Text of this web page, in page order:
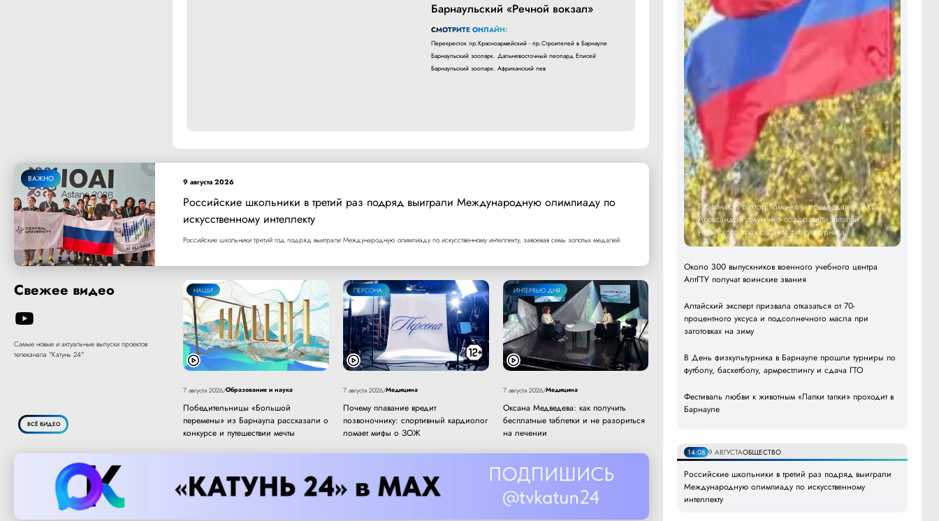
Барнаульский «Речной вокзал»
СМОТРИТЕ ОНЛАЙН:
Перекресток пр.Красноармейский - пр.Строителей в Барнауле
Барнаульский зоопарк. Дальневосточный леопард Елисей
Барнаульский зоопарк. Африканский лев
ВАЖНО 9 августа 2026
Российские школьники в третий раз подряд выиграли Международную олимпиаду по
искусственному интеллекту
Российские школьники третий год подряд выиграли Международную олимпиаду по искусственному интеллекту, завоевав семь золотых медалей.
Свежее видео
Самые новые и актуальные выпуски проектов
телеканала "Катунь 24"
ВСЁ ВИДЕО
НАШИ
7 августа 2026/Образование и наука
Победительницы «Большой
перемены» из Барнаула рассказали о
конкурсе и путешествии мечты
ПЕРСОНА
7 августа 2026/Медицина
Почему плавание вредит
позвоночнику: спортивный кардиолог
ломает мифы о ЗОЖ
ИНТЕРВЬЮ ДНЯ
7 августа 2026/Медицина
Оксана Медведева: как получить
бесплатные таблетки и не разориться
на лечении
Губернатор Виктор Томенко и председатель АКЗС
Александр Романенко поздравили жителей
Алтайского края с Днем физкультурника
Около 300 выпускников военного учебного центра
АлтГТУ получат воинские звания
Алтайский эксперт призвала отказаться от 70-
процентного уксуса и подсолнечного масла при
заготовках на зиму
В День физкультурника в Барнауле прошли турниры по
футболу, баскетболу, армрестлингу и сдача ГТО
Фестиваль любви к животным «Лапки тапки» проходит в
Барнауле
14:08 9 АВГУСТАОБЩЕСТВО
Российские школьники в третий раз подряд выиграли
Международную олимпиаду по искусственному
интеллекту